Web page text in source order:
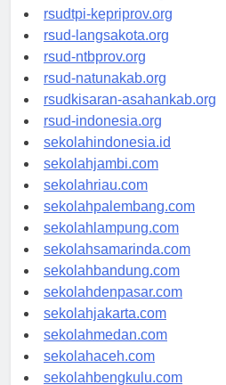
rsud-sulbarprov.org
rsudtpi-kepriprov.org
rsud-langsakota.org
rsud-ntbprov.org
rsud-natunakab.org
rsudkisaran-asahankab.org
rsud-indonesia.org
sekolahindonesia.id
sekolahjambi.com
sekolahriau.com
sekolahpalembang.com
sekolahlampung.com
sekolahsamarinda.com
sekolahbandung.com
sekolahdenpasar.com
sekolahjakarta.com
sekolahmedan.com
sekolahaceh.com